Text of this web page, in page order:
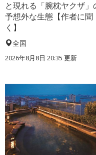
と現れる「腕枕ヤクザ」
予想外な生態【作者に聞
く】
全国
2026年8月8日 20:35 更新